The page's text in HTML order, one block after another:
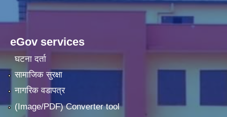
eGov services
घटना दर्ता
सामाजिक सुरक्षा
नागरिक वडापत्र
(Image/PDF) Converter tool